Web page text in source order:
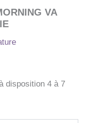
VA
disposition 4 à 7